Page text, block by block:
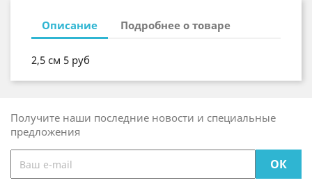
Описание Подробнее о товаре
2,5 см 5 руб
Получите наши последние новости и специальные
предложения